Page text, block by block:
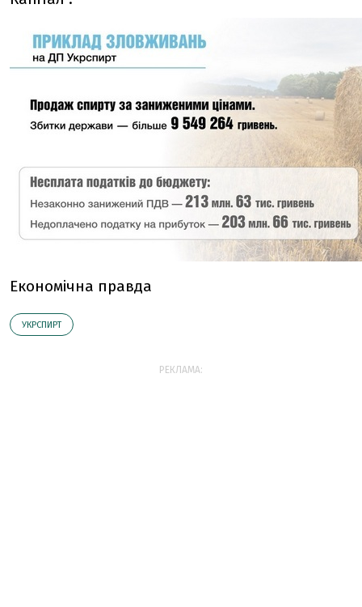
Економічна правда
УКРСПИРТ
РЕКЛАМА: